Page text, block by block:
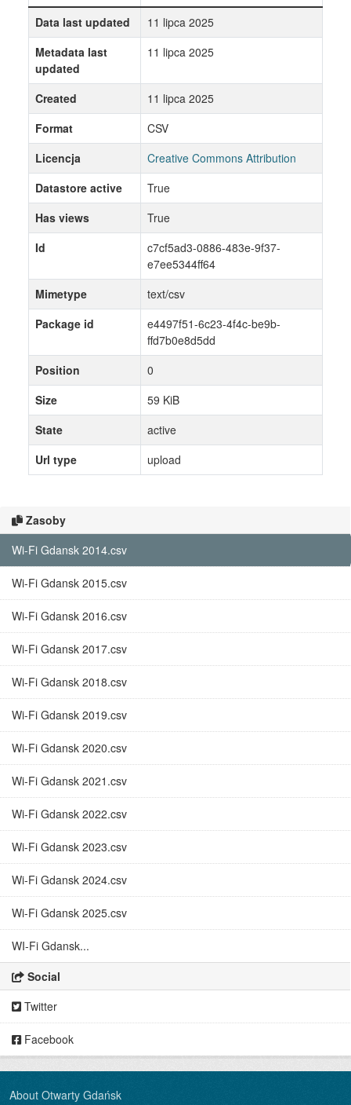
Zasoby
Wi-Fi Gdansk 2014.csv
Wi-Fi Gdansk 2015.csv
Wi-Fi Gdansk 2016.csv
Wi-Fi Gdansk 2017.csv
Wi-Fi Gdansk 2018.csv
Wi-Fi Gdansk 2019.csv
Wi-Fi Gdansk 2020.csv
Wi-Fi Gdansk 2021.csv
Wi-Fi Gdansk 2022.csv
Wi-Fi Gdansk 2023.csv
Wi-Fi Gdansk 2024.csv
Wi-Fi Gdansk 2025.csv
WI-Fi Gdansk...
Social
Twitter
Facebook
Data last updated
11 lipca 2025
Metadata last
updated
11 lipca 2025
Created
11 lipca 2025
Format
CSV
Licencja
Creative Commons Attribution
Datastore active
True
Has views
True
Id
c7cf5ad3-0886-483e-9f37-
e7ee5344ff64
Mimetype
text/csv
Package id
e4497f51-6c23-4f4c-be9b-
ffd7b0e8d5dd
Position
0
Size
59 KiB
State
active
Url type
upload
About Otwarty Gdańsk